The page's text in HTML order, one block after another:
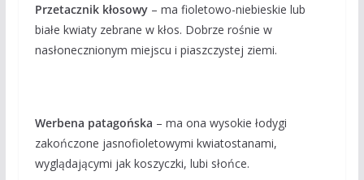
Przetacznik kłosowy– ma fioletowo-niebieskie lub
białe kwiaty zebrane w kłos. Dobrze rośnie w
nasłonecznionym miejscu i piaszczystej ziemi.
Werbena patagońska – ma ona wysokie łodygi
zakończone jasnofioletowymi kwiatostanami,
wyglądającymi jak koszyczki, lubi słońce.